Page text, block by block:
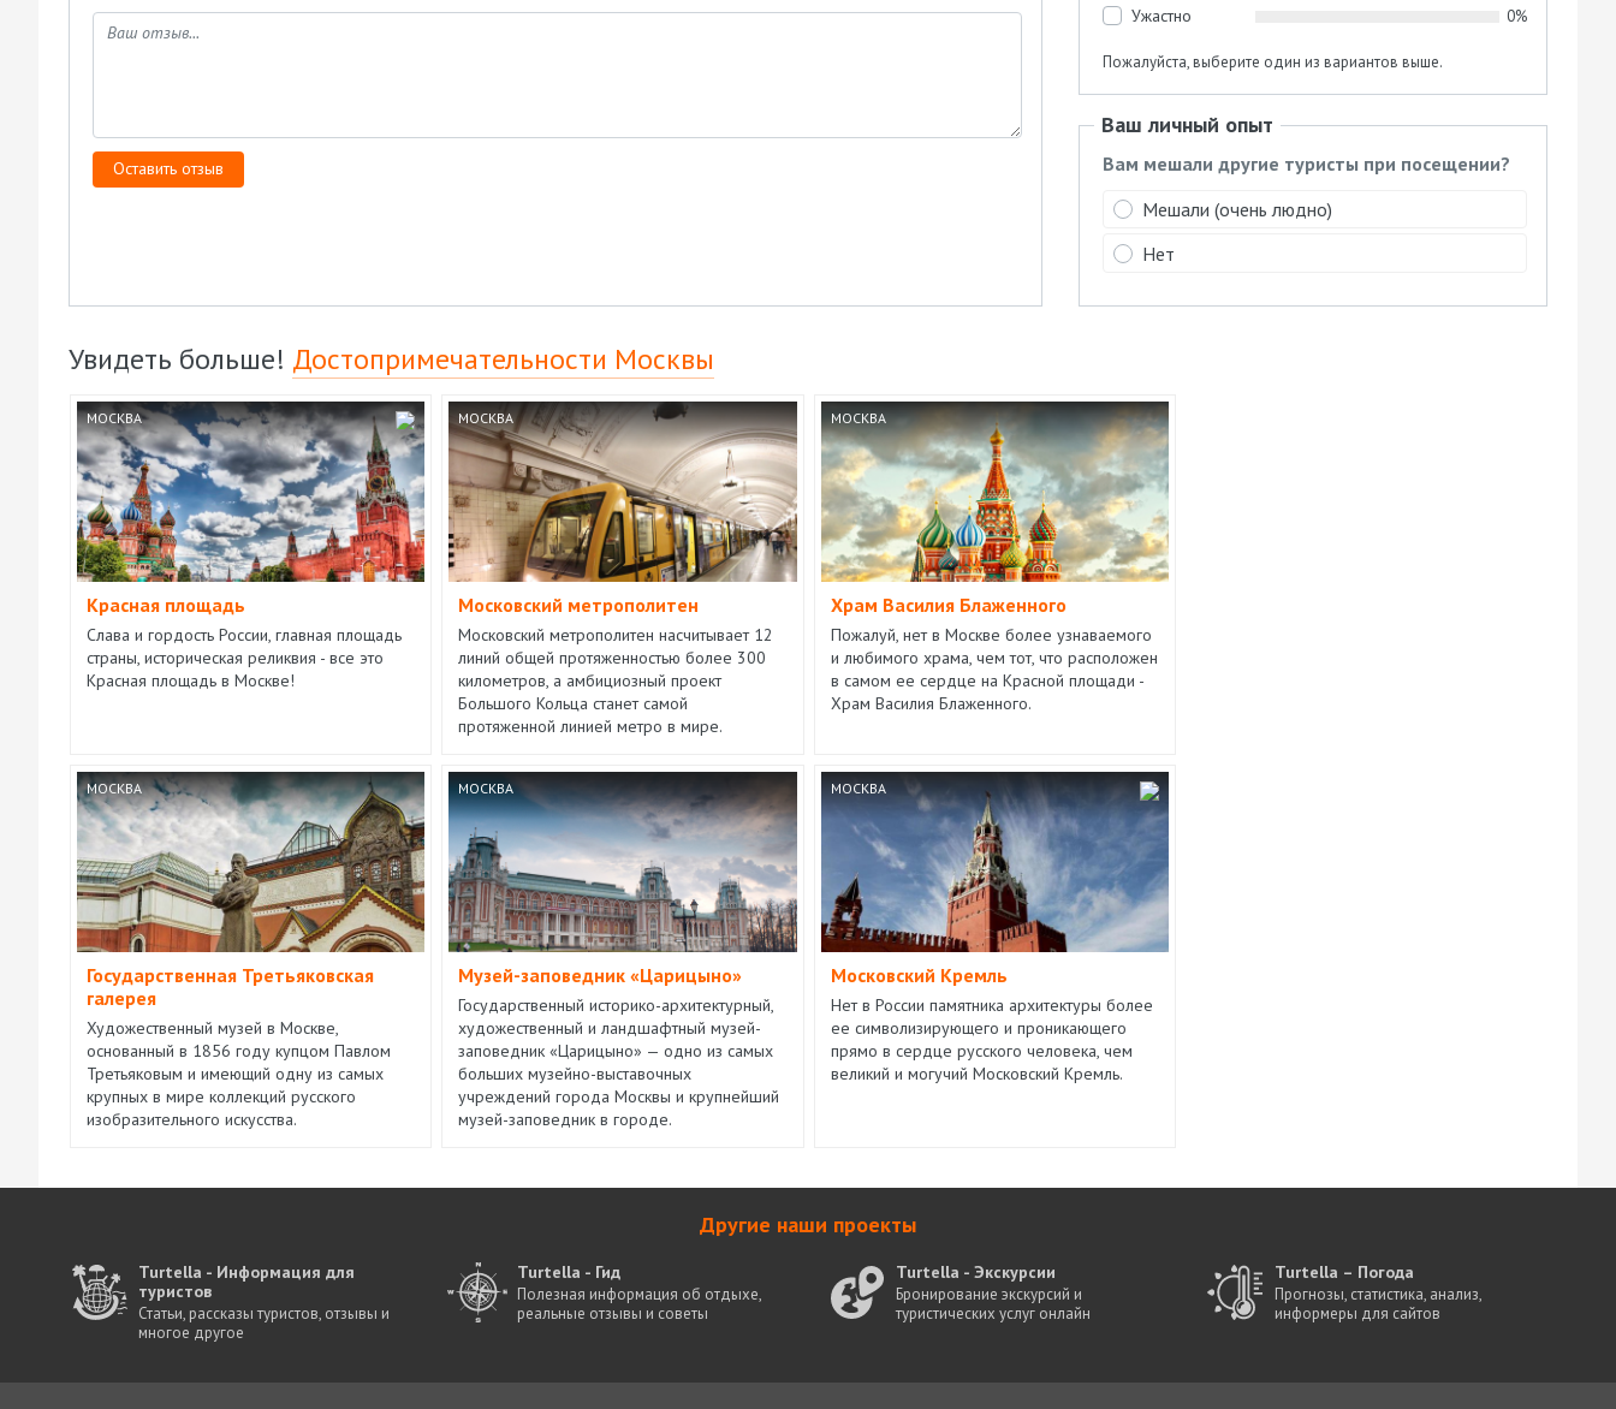
Ужастно
0%
Пожалуйста, выберите один из вариантов выше.
Ваш личный опыт
Вам мешали другие туристы при посещении?
Мешали (очень людно)
Нет
Увидеть больше! Достопримечательности Москвы
МОСКВА
Красная площадь
Слава и гордость России, главная площадь
страны, историческая реликвия - все это
Красная площадь в Москве!
МОСКВА
Московский метрополитен
Московский метрополитен насчитывает 12
линий общей протяженностью более 300
километров, а амбициозный проект
Большого Кольца станет самой
протяженной линией метро в мире.
МОСКВА
Храм Василия Блаженного
Пожалуй, нет в Москве более узнаваемого
и любимого храма, чем тот, что расположен
в самом ее сердце на Красной площади -
Храм Василия Блаженного.
МОСКВА
Государственная Третьяковская
галерея
Художественный музей в Москве,
основанный в 1856 году купцом Павлом
Третьяковым и имеющий одну из самых
крупных в мире коллекций русского
изобразительного искусства.
МОСКВА
Музей-заповедник «Царицыно»
Государственный историко-архитектурный,
художественный и ландшафтный музей-
заповедник «Царицыно» — одно из самых
больших музейно-выставочных
учреждений города Москвы и крупнейший
музей-заповедник в городе.
МОСКВА
Московский Кремль
Нет в России памятника архитектуры более
ее символизирующего и проникающего
прямо в сердце русского человека, чем
великий и могучий Московский Кремль.
Другие наши проекты
Turtella - Информация для
туристов
Статьи, рассказы туристов, отзывы и
многое другое
Turtella - Гид
Полезная информация об отдыхе,
реальные отзывы и советы
Turtella - Экскурсии
Бронирование экскурсий и
туристических услуг онлайн
Turtella – Погода
Прогнозы, статистика, анализ,
информеры для сайтов